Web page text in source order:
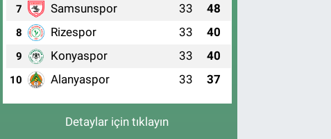
7 Samsunspor 33 48
8 Rizespor 33 40
9 Konyaspor 33 40
10 Alanyaspor 33 37
Detaylar için tıklayın